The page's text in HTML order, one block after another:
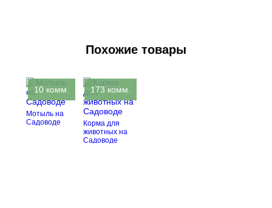
Похожие товары
10 комм.
Мотыль на
Садоводе
173 комм.
Корма для
животных на
Садоводе